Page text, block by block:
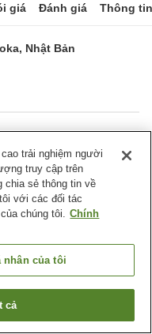
giá Đánh giá Thông
Nhật Bản
Thành phố Shimada
trải nghiệm người
truy cập trên
chia sẻ thông tin về
với các đối tác
chúng tôi. Chính
nhân của tôi
cả